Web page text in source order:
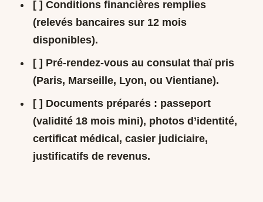
[ ] Conditions financières remplies
(relevés bancaires sur 12 mois
disponibles).
[ ] Pré-rendez-vous au consulat thaï pris
(Paris, Marseille, Lyon, ou Vientiane).
[ ] Documents préparés : passeport
(validité 18 mois mini), photos d’identité,
certificat médical, casier judiciaire,
justificatifs de revenus.